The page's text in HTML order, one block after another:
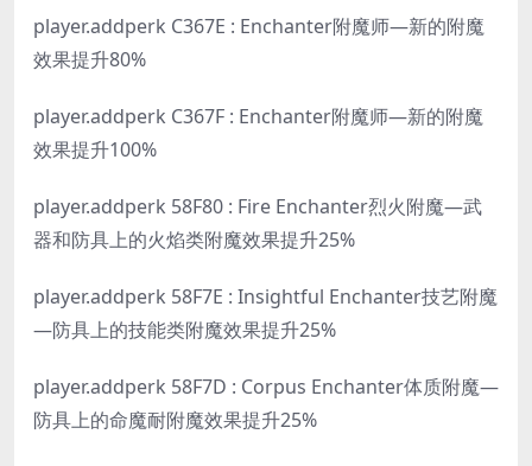
player.addperk C367E : Enchanter附魔师—新的附魔
效果提升80%
player.addperk C367F : Enchanter附魔师—新的附魔
效果提升100%
player.addperk 58F80 : Fire Enchanter烈火附魔—武
器和防具上的火焰类附魔效果提升25%
player.addperk 58F7E : Insightful Enchanter技艺附魔
—防具上的技能类附魔效果提升25%
player.addperk 58F7D : Corpus Enchanter体质附魔—
防具上的命魔耐附魔效果提升25%